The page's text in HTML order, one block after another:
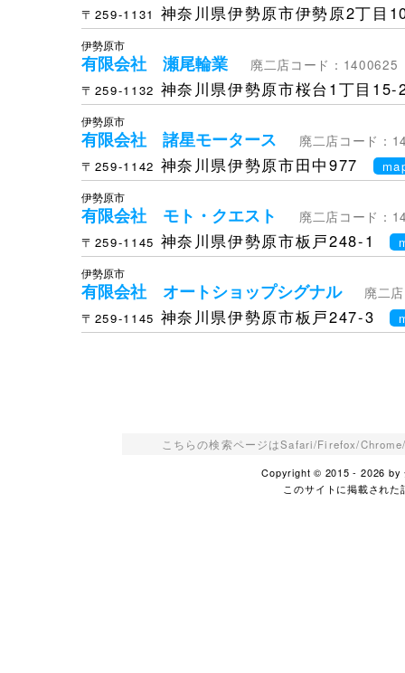
〒259-1131 神奈川県伊勢原市伊勢原2丁目
伊勢原市
有限会社 瀬尾輪業
廃二店コード：1400625
〒259-1132 神奈川県伊勢原市桜台1丁目15-
伊勢原市
有限会社 諸星モータース
廃二店コード：
〒259-1142 神奈川県伊勢原市田中977
伊勢原市
有限会社 モト・クエスト
廃二店コード：
〒259-1145 神奈川県伊勢原市板戸248-1
伊勢原市
有限会社 オートショップシグナル
廃二
〒259-1145 神奈川県伊勢原市板戸247-3
こちらの検索ページはSafari/Firefox/
Copyright © 2015 - 2026 by
このサイトに掲載され